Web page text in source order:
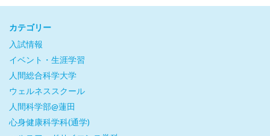
カテゴリー
入試情報
イベント・生涯学習
人間総合科学大学
ウェルネススクール
人間科学部@蓮田
心身健康科学科(通学)